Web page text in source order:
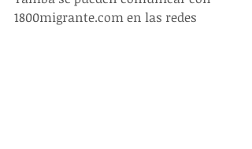
1800migrante.com en las redes